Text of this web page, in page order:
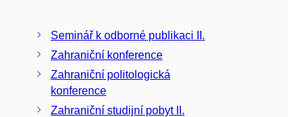
Seminář k odborné publikaci II.
Zahraniční konference
Zahraniční politologická
konference
Zahraniční studijní pobyt II.